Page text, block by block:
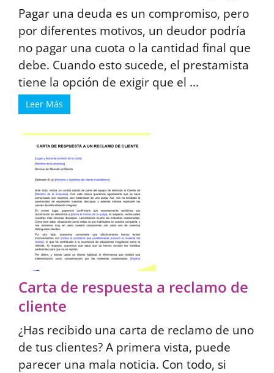
Pagar una deuda es un compromiso, pero
por diferentes motivos, un deudor podría
no pagar una cuota o la cantidad final que
debe. Cuando esto sucede, el prestamista
tiene la opción de exigir que el ...
Leer Más
Carta de respuesta a reclamo de
cliente
¿Has recibido una carta de reclamo de uno
de tus clientes? A primera vista, puede
parecer una mala noticia. Con todo, si